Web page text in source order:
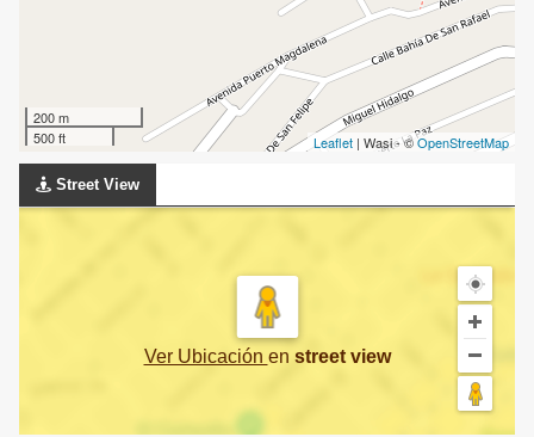
200 m
500 ft
Leaflet | Wasi - ©OpenStreetMap
Street View
Ver Ubicación en street view